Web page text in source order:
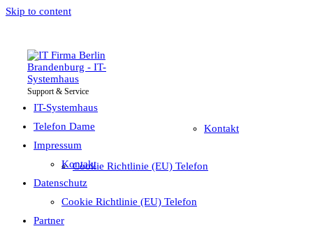
Skip to content
Support & Service
IT-Systemhaus
Kontakt
Datenschutz
Cookie Richtlinie (EU) Telefon
IT-Systemhaus
Telefon Dame
Impressum
Kontakt
Datenschutz
Cookie Richtlinie (EU) Telefon
Partner